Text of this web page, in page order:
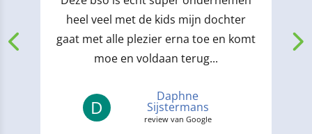
heel veel met de kids mijn dochter
gaat met alle plezier erna toe en komt
moe en voldaan terug...
D Daphne
Sijstermans
review van Google